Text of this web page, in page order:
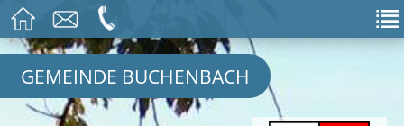
GEMEINDE BUCHENBACH